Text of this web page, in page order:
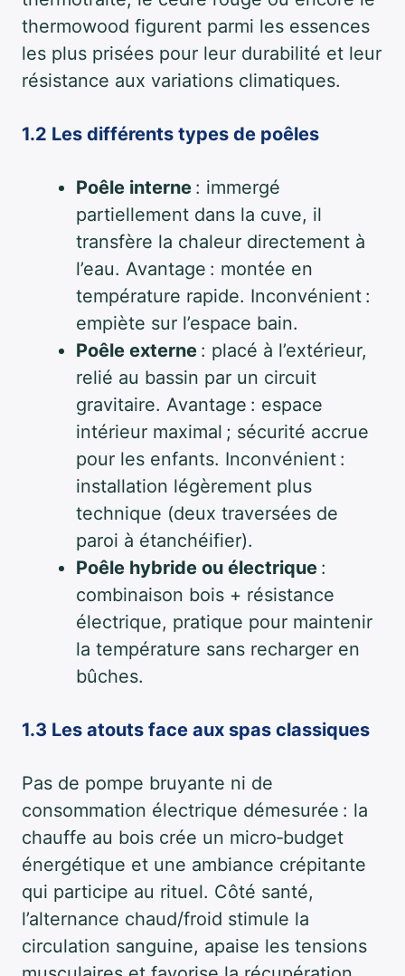
thermowood figurent parmi les essences
les plus prisées pour leur durabilité et leur
résistance aux variations climatiques.
1.2 Les différents types de poêles
Poêle interne : immergé
partiellement dans la cuve, il
transfère la chaleur directement à
l’eau. Avantage : montée en
température rapide. Inconvénient :
empiète sur l’espace bain.
Poêle externe : placé à l’extérieur,
relié au bassin par un circuit
gravitaire. Avantage : espace
intérieur maximal ; sécurité accrue
pour les enfants. Inconvénient :
installation légèrement plus
technique (deux traversées de
paroi à étanchéifier).
Poêle hybride ou électrique :
combinaison bois + résistance
électrique, pratique pour maintenir
la température sans recharger en
bûches.
1.3 Les atouts face aux spas classiques
Pas de pompe bruyante ni de
consommation électrique démesurée : la
chauffe au bois crée un micro‑budget
énergétique et une ambiance crépitante
qui participe au rituel. Côté santé,
l’alternance chaud/froid stimule la
circulation sanguine, apaise les tensions